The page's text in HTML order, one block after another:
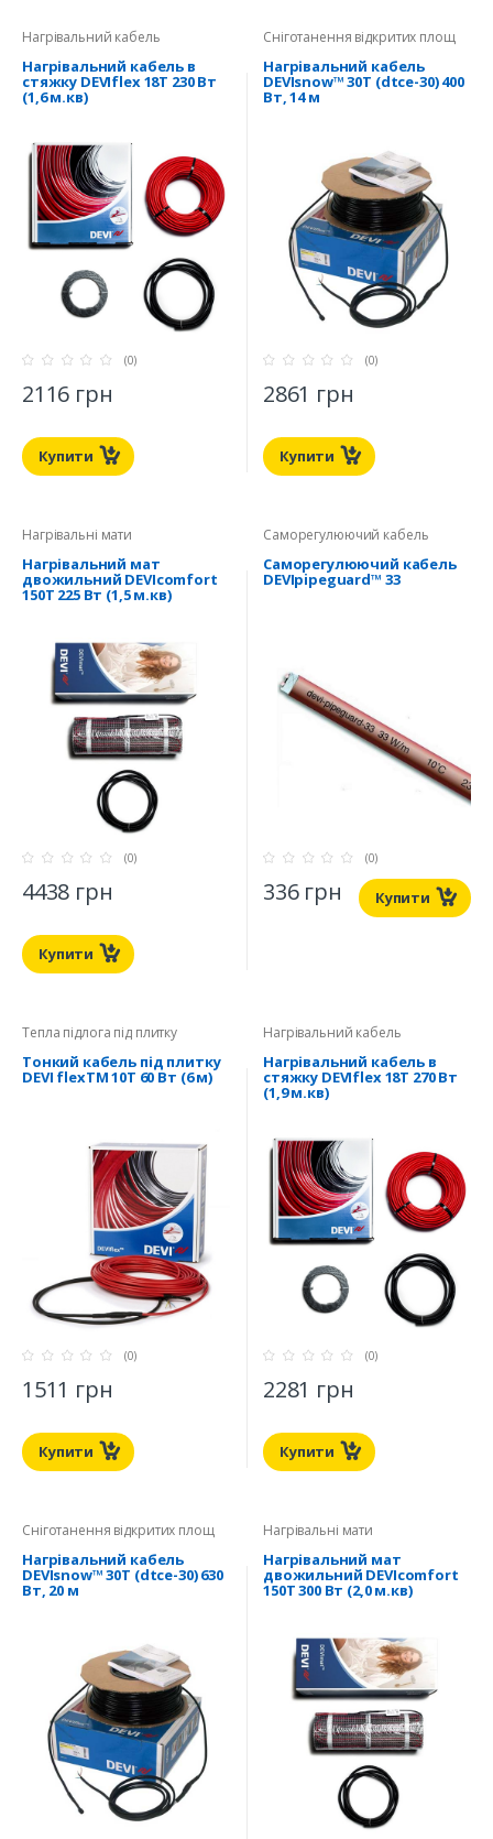
Нагрівальний кабель
Нагрівальний кабель в
стяжку DEVIflex 18T 230 Вт
(1,6 м.кв)
(0)
2116 грн
Купити
Сніготанення відкритих площ
Нагрівальний кабель
DEVIsnow™ 30T (dtce-30) 400
Вт, 14 м
(0)
2861 грн
Купити
Нагрівальні мати
Нагрівальний мат
двожильний DEVIcomfort
150T 225 Вт (1,5 м.кв)
(0)
4438 грн
Купити
Саморегулюючий кабель
Саморегулюючий кабель
DEVIpipeguard™ 33
(0)
336 грн Купити
Тепла підлога під плитку
Тонкий кабель під плитку
DEVI flexTM 10T 60 Вт (6 м)
(0)
1511 грн
Купити
Нагрівальний кабель
Нагрівальний кабель в
стяжку DEVIflex 18T 270 Вт
(1,9 м.кв)
(0)
2281 грн
Купити
Сніготанення відкритих площ
Нагрівальний кабель
DEVIsnow™ 30T (dtce-30) 630
Вт, 20 м
Нагрівальні мати
Нагрівальний мат
двожильний DEVIcomfort
150T 300 Вт (2,0 м.кв)